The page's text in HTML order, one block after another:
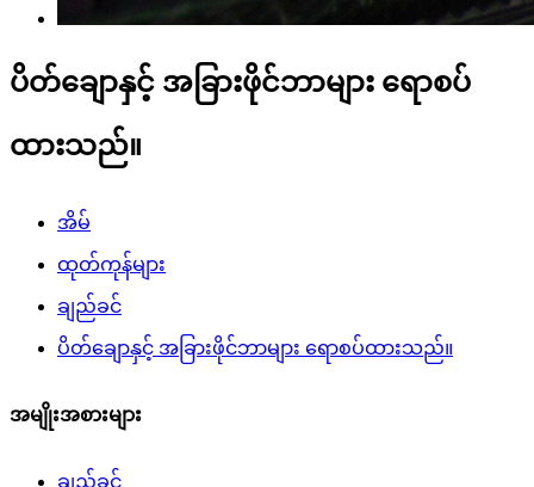
ပိတ်ချောနှင့် အခြားဖိုင်ဘာများ ရောစပ်
ထားသည်။
အိမ်
ထုတ်ကုန်များ
ချည်ခင်
ပိတ်ချောနှင့် အခြားဖိုင်ဘာများ ရောစပ်ထားသည်။
အမျိုးအစားများ
ချည်ခင်